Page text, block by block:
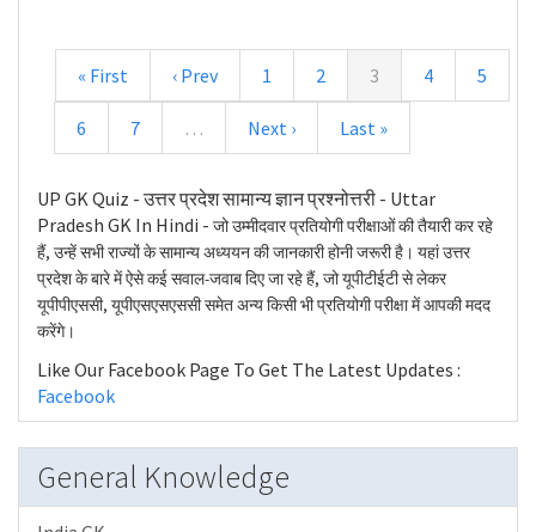
« First ‹ Prev 1 2 3 4 5
6 7 … Next › Last »
UP GK Quiz - उत्तर प्रदेश सामान्य ज्ञान प्रश्नोत्तरी - Uttar
Pradesh GK In Hindi - जो उम्मीदवार प्रतियोगी परीक्षाओं की तैयारी कर रहे
हैं, उन्हें सभी राज्यों के सामान्य अध्ययन की जानकारी होनी जरूरी है। यहां उत्तर
प्रदेश के बारे में ऐसे कई सवाल-जवाब दिए जा रहे हैं, जो यूपीटीईटी से लेकर
यूपीपीएससी, यूपीएसएसएससी समेत अन्य किसी भी प्रतियोगी परीक्षा में आपकी मदद
करेंगे।
Like Our Facebook Page To Get The Latest Updates :
Facebook
General Knowledge